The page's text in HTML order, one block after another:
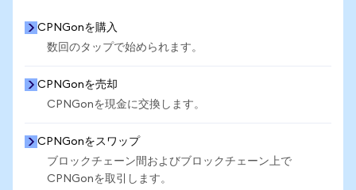
CPNGonを購入
数回のタップで始められます。
CPNGonを売却
CPNGonを現金に交換します。
CPNGonをスワップ
ブロックチェーン間およびブロックチェーン上で
CPNGonを取引します。